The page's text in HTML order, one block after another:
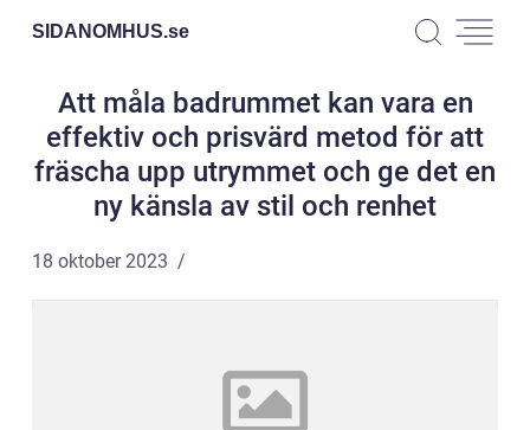
SIDANOMHUS.se
Att måla badrummet kan vara en
effektiv och prisvärd metod för att
fräscha upp utrymmet och ge det en
ny känsla av stil och renhet
18 oktober 2023